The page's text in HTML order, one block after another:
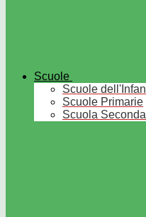
Scuole
Scuole
Scuole Primarie
Scuola